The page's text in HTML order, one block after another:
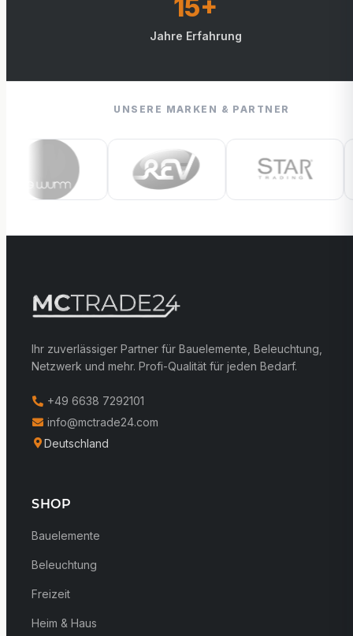
15+
Jahre Erfahrung
UNSERE MARKEN & PARTNER
Ihr zuverlässiger Partner für Bauelemente, Beleuchtung,
Netzwerk und mehr. Profi-Qualität für jeden Bedarf.
+49 6638 7292101
info@mctrade24.com
Deutschland
SHOP
Bauelemente
Beleuchtung
Freizeit
Heim & Haus